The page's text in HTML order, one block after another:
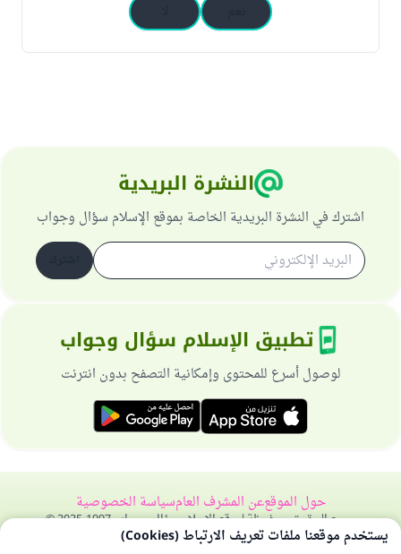
النشرة البريدية
اشترك في النشرة البريدية الخاصة بموقع الإسلام سؤال وجواب
تطبيق الإسلام سؤال وجواب
لوصول أسرع للمحتوى وإمكانية التصفح بدون انترنت
حول الموقععن المشرف العامسياسة الخصوصية
جميع الحقوق محفوظة لموقع الإسلام سؤال وجواب 1997-2025 ©
يستخدم موقعنا ملفات تعريف الارتباط (Cookies)